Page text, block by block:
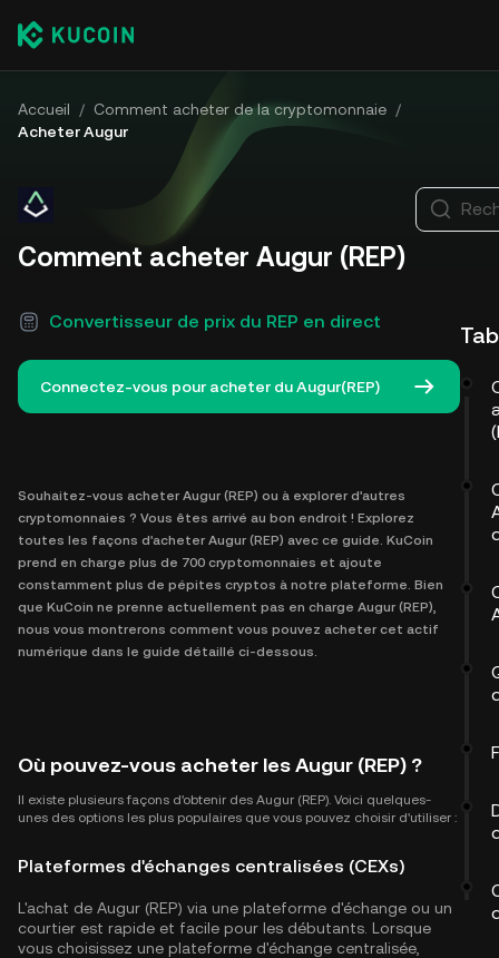
Accueil / Comment acheter de la cryptomonnaie /
Acheter Augur
Comment acheter Augur (REP)
Convertisseur de prix du REP en direct
Connectez-vous pour acheter du Augur(REP)
Souhaitez-vous acheter Augur (REP) ou à explorer d'autres
cryptomonnaies ? Vous êtes arrivé au bon endroit ! Explorez
toutes les façons d'acheter Augur (REP) avec ce guide. KuCoin
prend en charge plus de 700 cryptomonnaies et ajoute
constamment plus de pépites cryptos à notre plateforme. Bien
que KuCoin ne prenne actuellement pas en charge Augur (REP),
nous vous montrerons comment vous pouvez acheter cet actif
numérique dans le guide détaillé ci-dessous.
Où pouvez-vous acheter les Augur (REP) ?
Il existe plusieurs façons d'obtenir des Augur (REP). Voici quelques-
unes des options les plus populaires que vous pouvez choisir d'utiliser :
Plateformes d'échanges centralisées (CEXs)
L'achat de Augur (REP) via une plateforme d'échange ou un
courtier est rapide et facile pour les débutants. Lorsque
vous choisissez une plateforme d'échange centralisée,